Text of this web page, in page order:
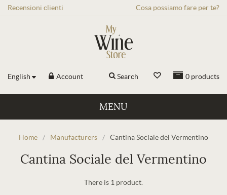
Recensioni clienti Cosa possiamo fare per te?
English Account 0 products
Search
MENU
Home / Manufacturers / Cantina Sociale del Vermentino
Cantina Sociale del Vermentino
There is 1 product.